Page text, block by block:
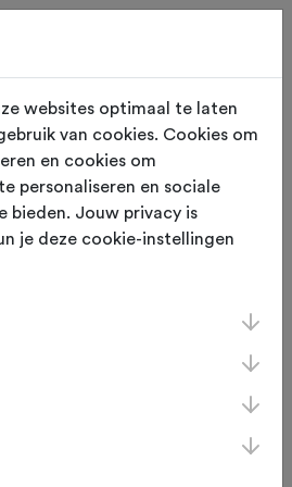
op 8 oktober 2025
wind in
dan
Nederlands plaatje:
en een renner die
om zo min mogelijk
websites optimaal te laten
van cookies. Cookies om
en cookies om
personaliseren en sociale
bieden. Jouw privacy is
je deze cookie-instellingen